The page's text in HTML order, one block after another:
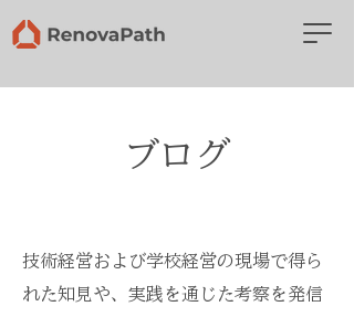
ブログ
技術経営および学校経営の現場で得ら
れた知見や、実践を通じた考察を発信